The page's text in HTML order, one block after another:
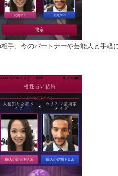
手、今のパートナーや芸能人と手軽